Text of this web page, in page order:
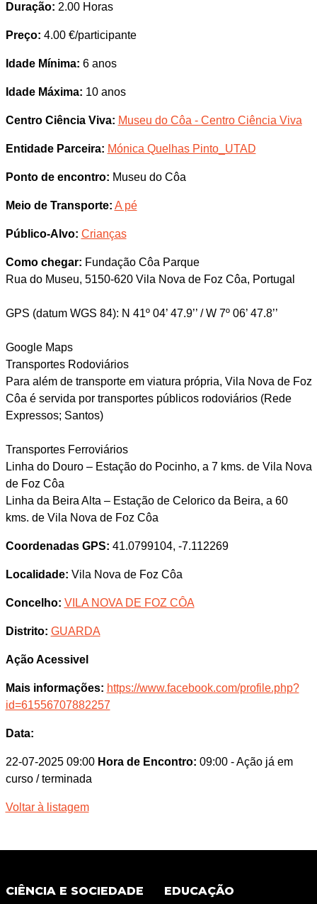
Duração: 2.00 Horas
Preço: 4.00 €/participante
Idade Mínima: 6 anos
Idade Máxima: 10 anos
Centro Ciência Viva: Museu do Côa - Centro Ciência Viva
Entidade Parceira: Mónica Quelhas Pinto_UTAD
Ponto de encontro: Museu do Côa
Meio de Transporte: A pé
Público-Alvo: Crianças
Como chegar: Fundação Côa Parque
Rua do Museu, 5150-620 Vila Nova de Foz Côa, Portugal
GPS (datum WGS 84): N 41º 04’ 47.9’’ / W 7º 06’ 47.8’’
Google Maps
Transportes Rodoviários
Para além de transporte em viatura própria, Vila Nova de Foz
Côa é servida por transportes públicos rodoviários (Rede
Expressos; Santos)
Transportes Ferroviários
Linha do Douro – Estação do Pocinho, a 7 kms. de Vila Nova
de Foz Côa
Linha da Beira Alta – Estação de Celorico da Beira, a 60
kms. de Vila Nova de Foz Côa
Coordenadas GPS: 41.0799104, -7.112269
Localidade: Vila Nova de Foz Côa
Concelho: VILA NOVA DE FOZ CÔA
Distrito: GUARDA
Ação Acessivel
Mais informações: https://www.facebook.com/profile.php?
id=61556707882257
Data:
22-07-2025 09:00 Hora de Encontro: 09:00 - Ação já em
curso / terminada
Voltar à listagem
CIÊNCIA E SOCIEDADE EDUCAÇÃO